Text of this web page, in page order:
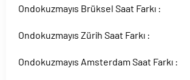
Ondokuzmayıs Brüksel Saat Farkı :
Ondokuzmayıs Zürih Saat Farkı :
Ondokuzmayıs Amsterdam Saat Farkı :